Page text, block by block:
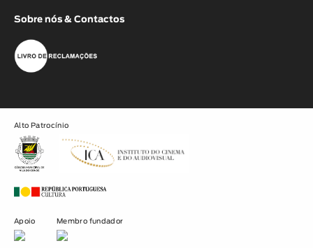
Sobre nós & Contactos
Alto Patrocínio
Apoio Membro fundador